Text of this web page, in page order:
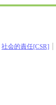
社会的責任[CSR]